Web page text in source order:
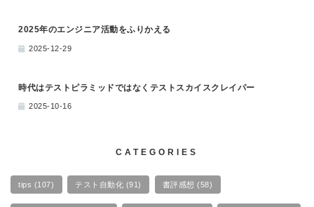
2025年のエンジニア活動をふりかえる
2025-12-29
時代はテストピラミッドではなくテストスカイスクレイパー
2025-10-16
CATEGORIES
tips (107) テスト自動化 (91) 書評感想(58)